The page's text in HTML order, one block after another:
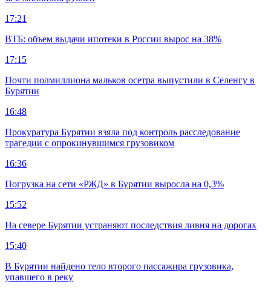
17:21
ВТБ: объем выдачи ипотеки в России вырос на 38%
17:15
Почти полмиллиона мальков осетра выпустили в Селенгу в
Бурятии
16:48
Прокуратура Бурятии взяла под контроль расследование
трагедии с опрокинувшимся грузовиком
16:36
Погрузка на сети «РЖД» в Бурятии выросла на 0,3%
15:52
На севере Бурятии устраняют последствия ливня на дорогах
15:40
В Бурятии найдено тело второго пассажира грузовика,
упавшего в реку